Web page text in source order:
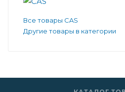
Все товары CAS
Другие товары в категории